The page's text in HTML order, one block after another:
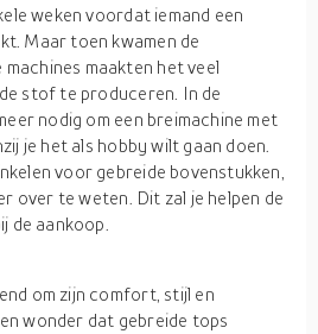
weken voordat iemand een
Maar toen kwamen de
maakten het veel
stof te produceren. In de
nodig om een breimachine met
je het als hobby wilt gaan doen.
voor gebreide bovenstukken,
over te weten. Dit zal je helpen de
de aankoop.
om zijn comfort, stijl en
wonder dat gebreide tops